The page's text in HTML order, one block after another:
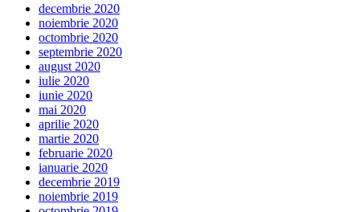
decembrie 2020
noiembrie 2020
octombrie 2020
septembrie 2020
august 2020
iulie 2020
iunie 2020
mai 2020
aprilie 2020
martie 2020
februarie 2020
ianuarie 2020
decembrie 2019
noiembrie 2019